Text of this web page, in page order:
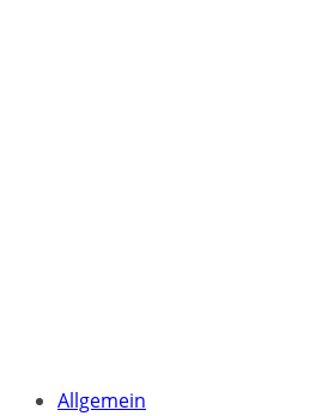
Allgemein